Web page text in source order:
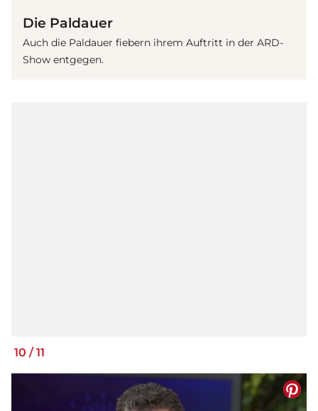
Die Paldauer
Auch die Paldauer fiebern ihrem Auftritt in der ARD-
Show entgegen.
10 / 11